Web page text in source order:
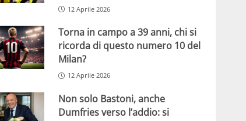
12 Aprile 2026
Torna in campo a 39 anni, chi si
ricorda di questo numero 10 del
Milan?
12 Aprile 2026
Non solo Bastoni, anche
Dumfries verso l’addio: si